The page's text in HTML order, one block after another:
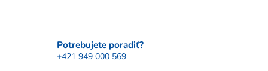
Potrebujete poradiť?
+421 949 000 569